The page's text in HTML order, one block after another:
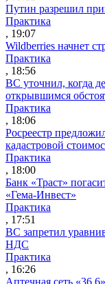
Путин разрешил
Практика
, 19:07
Wildberries начнет
Практика
, 18:56
ВС уточнил, когда
открывшимся
Практика
, 18:06
Росреестр
кадастровой
Практика
, 18:00
Банк «Траст»
«Гема-Инвест»
Практика
, 17:51
ВС запретил
НДС
Практика
, 16:26